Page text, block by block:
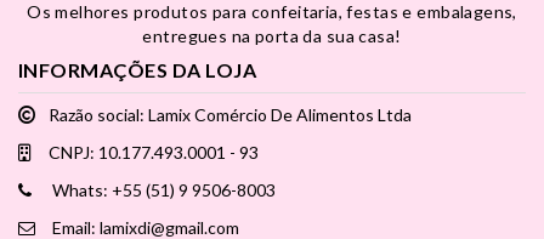
Os melhores produtos para confeitaria, festas e embalagens,
entregues na porta da sua casa!
INFORMAÇÕES DA LOJA
Razão social: Lamix Comércio De Alimentos Ltda
CNPJ: 10.177.493.0001 - 93
Whats: +55 (51) 9 9506-8003
Email: lamixdi@gmail.com